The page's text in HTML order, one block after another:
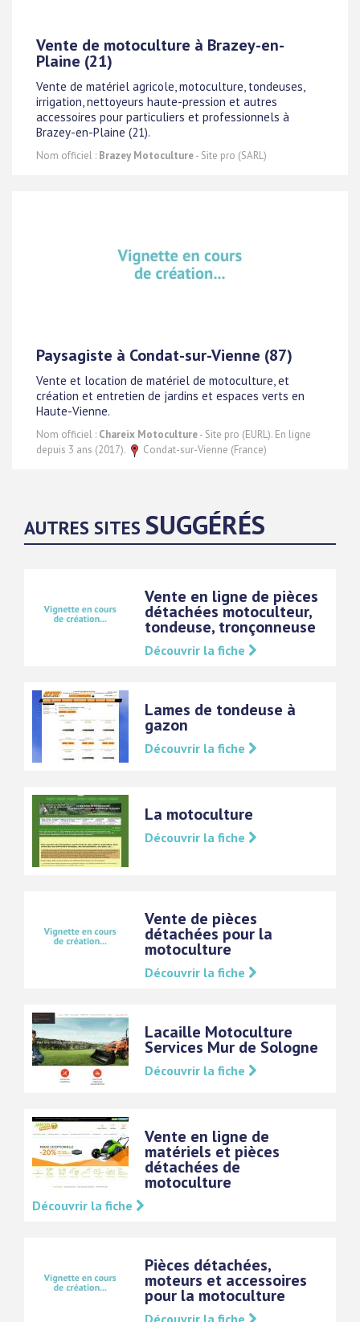
Vente de motoculture à Brazey-en-
Plaine (21)
Vente de matériel agricole, motoculture, tondeuses,
irrigation, nettoyeurs haute-pression et autres
accessoires pour particuliers et professionnels à
Brazey-en-Plaine (21).
Nom officiel : Brazey Motoculture- Site pro (SARL)
Paysagiste à Condat-sur-Vienne (87)
Vente et location de matériel de motoculture, et
création et entretien de jardins et espaces verts en
Haute-Vienne.
Nom officiel : Chareix Motoculture- Site pro (EURL). En ligne
depuis 3 ans (2017).
Condat-sur-Vienne (France)
AUTRES SITES SUGGÉRÉS
Vente en ligne de pièces
détachées motoculteur,
tondeuse, tronçonneuse
Découvrir la fiche
Lames de tondeuse à
gazon
Découvrir la fiche
La motoculture
Découvrir la fiche
Vente de pièces
détachées pour la
motoculture
Découvrir la fiche
Lacaille Motoculture
Services Mur de Sologne
Découvrir la fiche
Vente en ligne de
matériels et pièces
détachées de
motoculture
Découvrir la fiche
Pièces détachées,
moteurs et accessoires
pour la motoculture
Découvrir la fiche